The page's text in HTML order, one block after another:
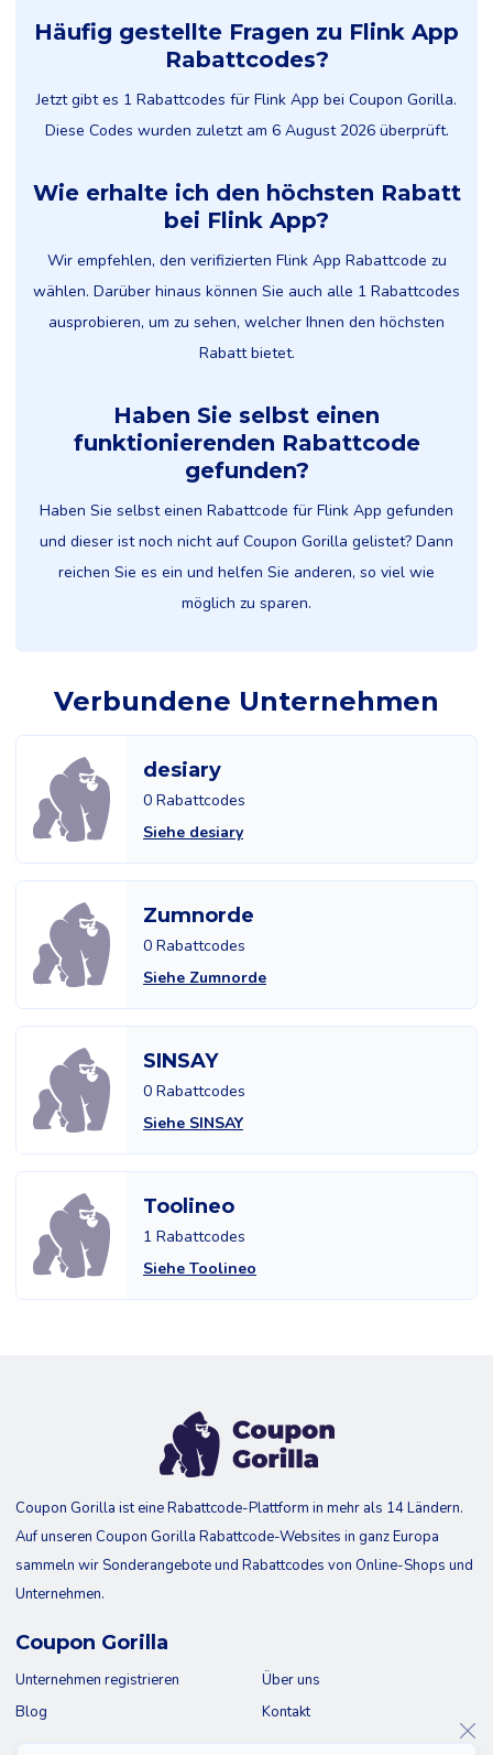
Häufig gestellte Fragen zu Flink App
Rabattcodes?
Jetzt gibt es 1 Rabattcodes für Flink App bei Coupon Gorilla.
Diese Codes wurden zuletzt am 6 August 2026 überprüft.
Wie erhalte ich den höchsten Rabatt
bei Flink App?
Wir empfehlen, den verifizierten Flink App Rabattcode zu
wählen. Darüber hinaus können Sie auch alle 1 Rabattcodes
ausprobieren, um zu sehen, welcher Ihnen den höchsten
Rabatt bietet.
Haben Sie selbst einen
funktionierenden Rabattcode
gefunden?
Haben Sie selbst einen Rabattcode für Flink App gefunden
und dieser ist noch nicht auf Coupon Gorilla gelistet? Dann
reichen Sie es ein und helfen Sie anderen, so viel wie
möglich zu sparen.
Verbundene Unternehmen
desiary
0 Rabattcodes
Siehe desiary
Zumnorde
0 Rabattcodes
Siehe Zumnorde
SINSAY
0 Rabattcodes
Siehe SINSAY
Toolineo
1 Rabattcodes
Siehe Toolineo
Coupon Gorilla ist eine Rabattcode-Plattform in mehr als 14 Ländern.
Auf unseren Coupon Gorilla Rabattcode-Websites in ganz Europa
sammeln wir Sonderangebote und Rabattcodes von Online-Shops und
Unternehmen.
Coupon Gorilla
Unternehmen registrieren
Blog
Über uns
Kontakt